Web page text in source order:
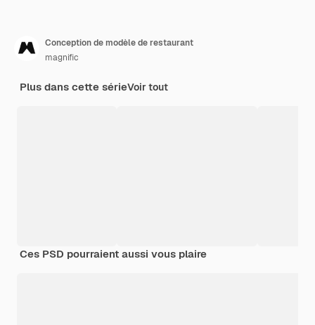
Conception de modèle de restaurant
magnific
Plus dans cette sérieVoir tout
Ces PSD pourraient aussi vous plaire